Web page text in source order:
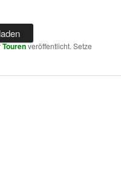
Tourenveröffentlicht. Setze